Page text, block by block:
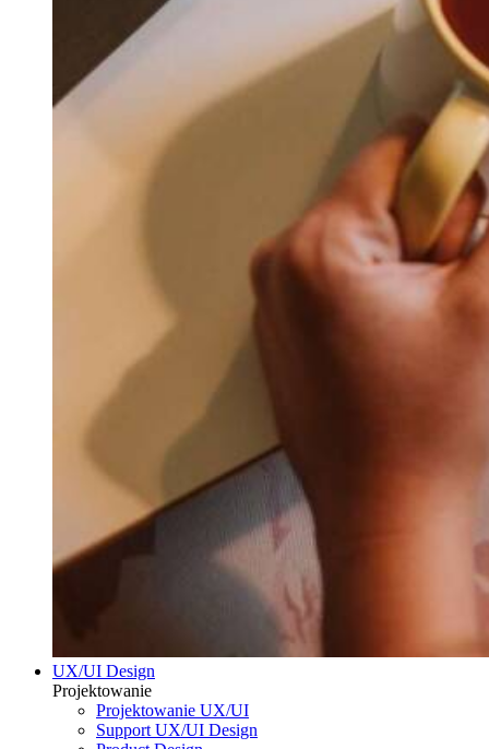
UX/UI Design
Projektowanie
Projektowanie UX/UI
Support UX/UI Design